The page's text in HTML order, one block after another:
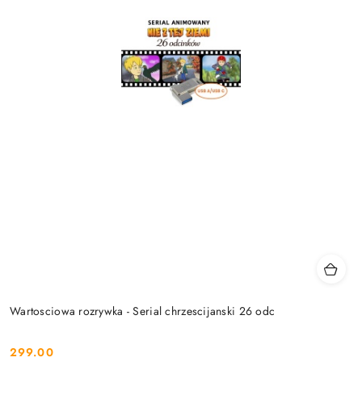
Wartosciowa rozrywka - Serial chrzescijanski 26 odc
Cena:
299.00